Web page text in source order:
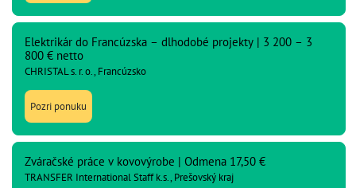
Elektrikár do Francúzska – dlhodobé projekty | 3 200 – 3
800 € netto
CHRISTAL s. r. o., Francúzsko
Pozri ponuku
Zváračské práce v kovovýrobe | Odmena 17,50 €
TRANSFER International Staff k.s., Prešovský kraj